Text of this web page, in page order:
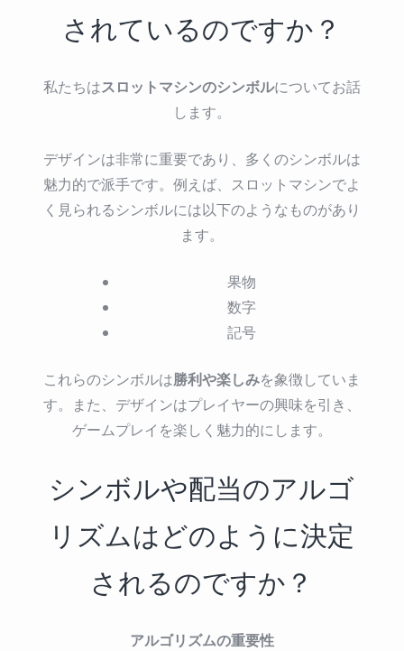
されているのですか？
私たちはスロットマシンのシンボルについてお話
します。
デザインは非常に重要であり、多くのシンボルは
魅力的で派手です。例えば、スロットマシンでよ
く見られるシンボルには以下のようなものがあり
ます。
果物
数字
記号
これらのシンボルは勝利や楽しみを象徴していま
す。また、デザインはプレイヤーの興味を引き、
ゲームプレイを楽しく魅力的にします。
シンボルや配当のアルゴ
リズムはどのように決定
されるのですか？
アルゴリズムの重要性